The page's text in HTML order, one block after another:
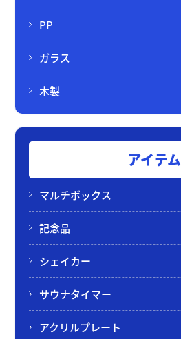
PP
ガラス
木製
アイテム
マルチボックス
記念品
シェイカー
サウナタイマー
アクリルプレート